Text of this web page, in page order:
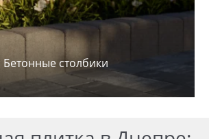
Бетонные столбики